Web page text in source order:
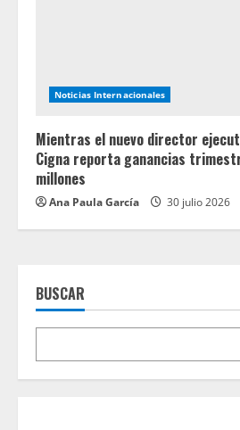
Noticias Internacionales
Mientras el nuevo director
Cigna reporta ganancias
millones
Ana Paula García 30 julio 2026
BUSCAR